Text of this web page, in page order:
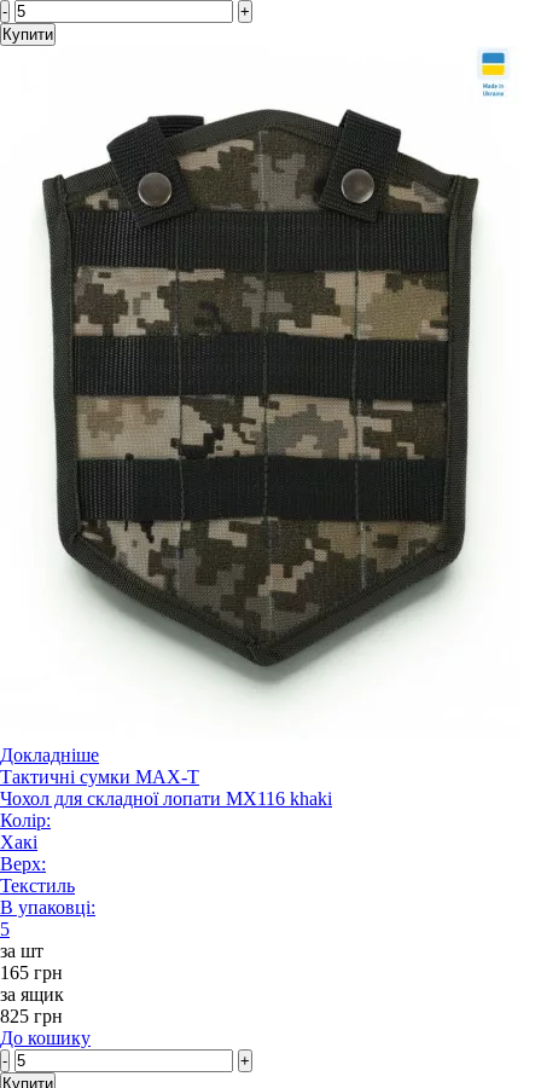
-
+
Купити
Докладніше
Тактичні сумки MAX-T
Чохол для складної лопати MX116 khaki
Колір:
Хакі
Верх:
Текстиль
В упаковці:
5
за шт
165 грн
за ящик
825 грн
До кошику
-
+
Купити